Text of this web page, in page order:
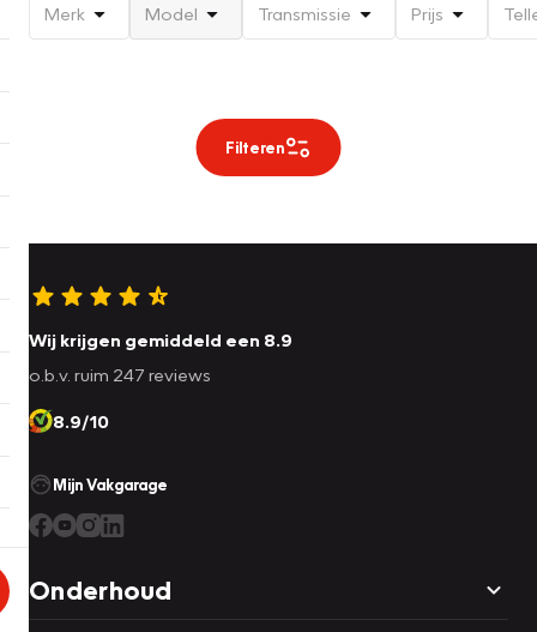
Merk Model Transmissie Prijs
Filteren
Wij krijgen gemiddeld een 8.9
o.b.v. ruim 247 reviews
8.9/10
Mijn Vakgarage
Onderhoud